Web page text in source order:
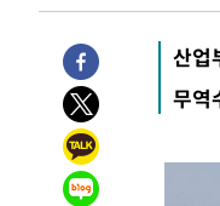
2시간 전 >남자 농구, 나
2시간 전 >
여수 오동도
3시간 전 >
극한폭염 한
날씨]
4시간 전 >
축구협회 "압
5시간 전 >
8시간 전 >
산업
무역